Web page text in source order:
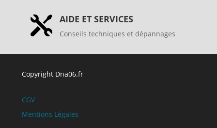
 AIDE ET SERVICES
Conseils techniques et dépannages
Copyright Dna06.fr
CGV
Mentions Légales